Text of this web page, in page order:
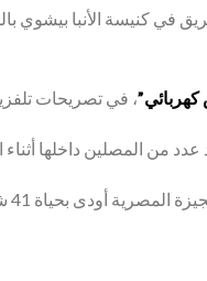
كنيسة الأنبا بيشوي